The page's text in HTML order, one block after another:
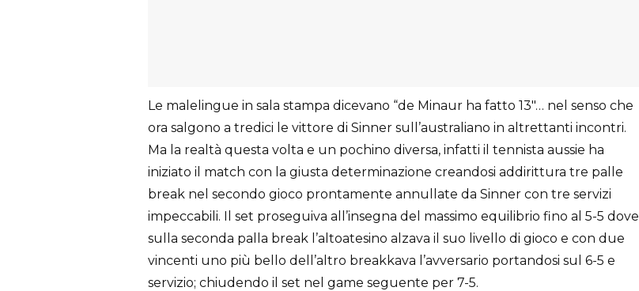
Le malelingue in sala stampa dicevano “de Minaur ha fatto 13″… nel senso che
ora salgono a tredici le vittore di Sinner sull’australiano in altrettanti incontri.
Ma la realtà questa volta e un pochino diversa, infatti il tennista aussie ha
iniziato il match con la giusta determinazione creandosi addirittura tre palle
break nel secondo gioco prontamente annullate da Sinner con tre servizi
impeccabili. Il set proseguiva all’insegna del massimo equilibrio fino al 5-5 dove
sulla seconda palla break l’altoatesino alzava il suo livello di gioco e con due
vincenti uno più bello dell’altro breakkava l’avversario portandosi sul 6-5 e
servizio; chiudendo il set nel game seguente per 7-5.